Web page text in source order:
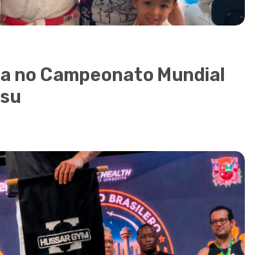
no Campeonato Mundial